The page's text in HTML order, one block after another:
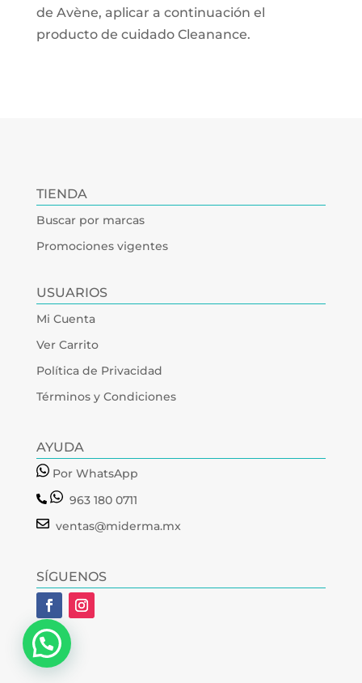
de Avène, aplicar a continuación el
producto de cuidado Cleanance.
TIENDA
Buscar por marcas
Promociones vigentes
USUARIOS
Mi Cuenta
Ver Carrito
Política de Privacidad
Términos y Condiciones
AYUDA
Por WhatsApp
963 180 0711
ventas@miderma.mx
SÍGUENOS